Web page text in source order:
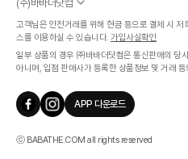
(주)바바더닷컴
서울특별시 서초구 신반포로 339, 논현빌딩 (대
사업자 등록번호 569-86-01308
통신판매업신고번호 제 2019 - 서울 서초 -
개인정보관리책임자 : 김효영
인증범위
온라인 쇼핑몰 서비스(바바더
유효기간
2024.07.17 ~ 2027.07.16
고객님은 안전거래를 위해 현금 등으로 결제 시 저
스를 이용하실 수 있습니다. 가입사실확인
일부 상품의 경우 ㈜바바더닷컴은 통신판매의 당
아니며, 입점 판매사가 등록한 상품정보 및 거래
APP 다운로드
ⓒ BABATHE.COM all rights reserved